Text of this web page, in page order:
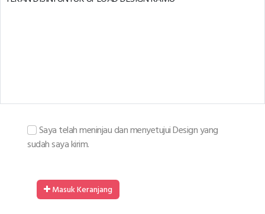
Saya telah meninjau dan menyetujui Design yang
sudah saya kirim.
Masuk Keranjang